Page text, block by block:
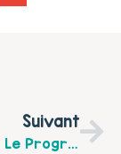
Suivant
Découvrez Le Programme Des Animations « Jeune Public » Du Quadrant, Réseau Des Bibliothèques De Boulogne-Sur-Mer